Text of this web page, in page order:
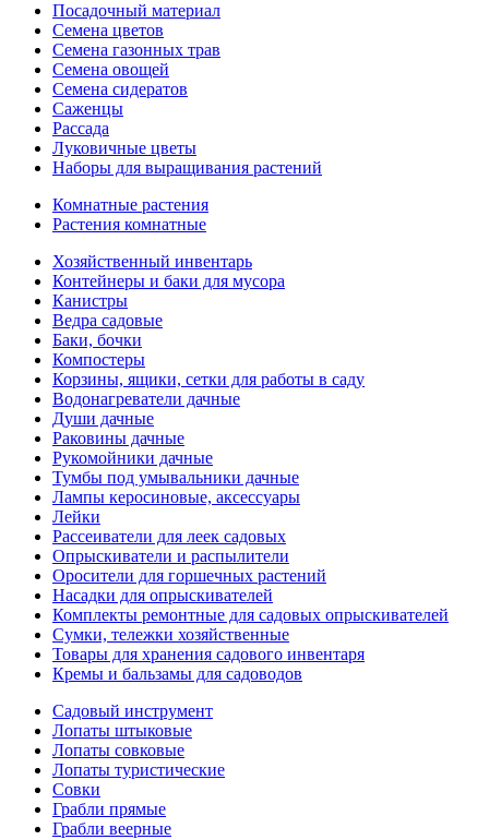
Посадочный материал
Семена цветов
Семена газонных трав
Семена овощей
Семена сидератов
Саженцы
Рассада
Луковичные цветы
Наборы для выращивания растений
Комнатные растения
Растения комнатные
Хозяйственный инвентарь
Контейнеры и баки для мусора
Канистры
Ведра садовые
Баки, бочки
Компостеры
Корзины, ящики, сетки для работы в саду
Водонагреватели дачные
Души дачные
Раковины дачные
Рукомойники дачные
Тумбы под умывальники дачные
Лампы керосиновые, аксессуары
Лейки
Рассеиватели для леек садовых
Опрыскиватели и распылители
Оросители для горшечных растений
Насадки для опрыскивателей
Комплекты ремонтные для садовых опрыскивателей
Сумки, тележки хозяйственные
Товары для хранения садового инвентаря
Кремы и бальзамы для садоводов
Садовый инструмент
Лопаты штыковые
Лопаты совковые
Лопаты туристические
Совки
Грабли прямые
Грабли веерные